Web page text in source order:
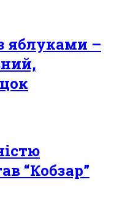
яблуками –
“Кобзар”